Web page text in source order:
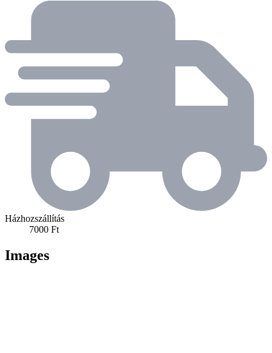
Házhozszállítás
7000 Ft
Images